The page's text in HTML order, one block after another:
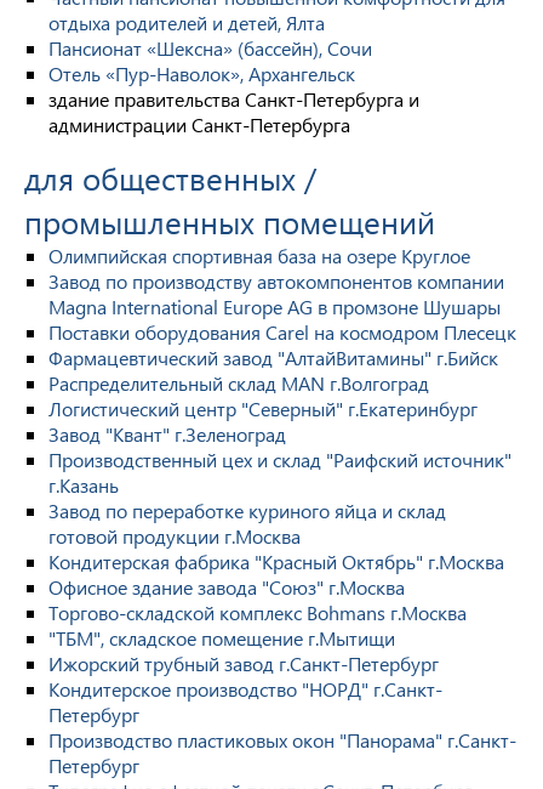
отдыха родителей и детей, Ялта
Пансионат «Шексна» (бассейн), Сочи
Отель «Пур-Наволок», Архангельск
здание правительства Санкт-Петербурга и
администрации Санкт-Петербурга
для общественных /
промышленных помещений
Олимпийская спортивная база на озере Круглое
Завод по производству автокомпонентов компании
Magna International Europe AG в промзоне Шушары
Поставки оборудования Carel на космодром Плесецк
Фармацевтический завод "АлтайВитамины" г.Бийск
Распределительный склад MAN г.Волгоград
Логистический центр "Северный" г.Екатеринбург
Завод "Квант" г.Зеленоград
Производственный цех и склад "Раифский источник"
г.Казань
Завод по переработке куриного яйца и склад
готовой продукции г.Москва
Кондитерская фабрика "Красный Октябрь" г.Москва
Офисное здание завода "Союз" г.Москва
Торгово-складской комплекс Bohmans г.Москва
"ТБМ", складское помещение г.Мытищи
Ижорский трубный завод г.Санкт-Петербург
Кондитерское производство "НОРД" г.Санкт-
Петербург
Производство пластиковых окон "Панорама" г.Санкт-
Петербург